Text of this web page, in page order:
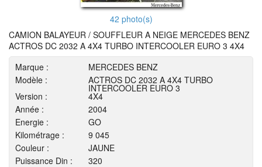
42 photo(s)
CAMION BALAYEUR / SOUFFLEUR A NEIGE MERCEDES BENZ
ACTROS DC 2032 A 4X4 TURBO INTERCOOLER EURO 3 4X4
Marque :
MERCEDES BENZ
Modèle :
ACTROS DC 2032 A 4X4 TURBO
INTERCOOLER EURO 3
Version :
4X4
Année :
2004
Energie :
GO
Kilométrage :
9 045
Couleur :
JAUNE
Puissance Din :
320